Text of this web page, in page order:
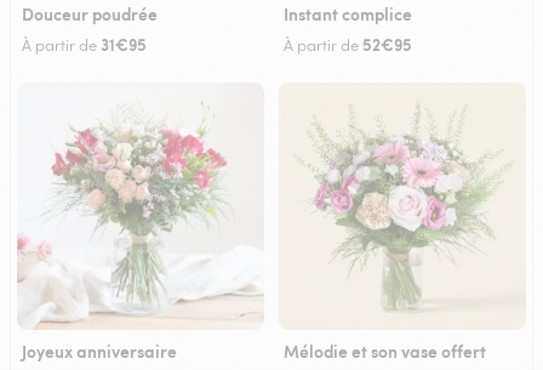
Douceur poudrée
À partir de 31€95
Instant complice
À partir de 52€95
Joyeux anniversaire Mélodie et son vase offert